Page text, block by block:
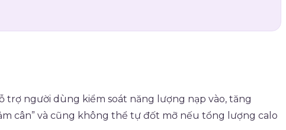
trợ người dùng kiểm soát năng lượng nạp vào, tăng
cân” và cũng không thể tự đốt mỡ nếu tổng lượng calo